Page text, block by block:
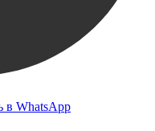
в WhatsApp